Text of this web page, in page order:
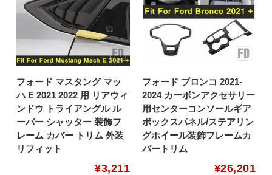
フォード マスタング マッ
ハ E 2021 2022 用 リアウィ
ンドウ トライアングル ル
ーバー シャッター 装飾フ
レーム カバー トリム 外装
リフィット
¥3,211
フォード ブロンコ 2021-
2024 カーボンアクセサリー
用センターコンソールギア
ボックスパネル/ステアリン
グホイール装飾フレームカ
バートリム
¥26,201